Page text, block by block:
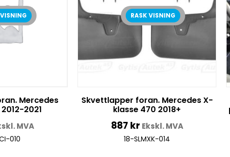
Mercedes
2021
MVA
010
RASK VISNING
Skvettlapper foran. Mercedes X-
klasse 470 2018+
887 kr Ekskl. MVA
18-SLMXK-014